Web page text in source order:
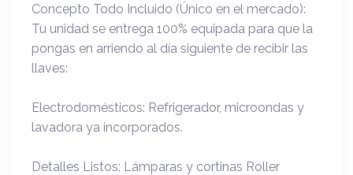
Concepto Todo Incluido (Único en el mercado):
Tu unidad se entrega 100% equipada para que la
pongas en arriendo al día siguiente de recibir las
llaves:
Electrodomésticos: Refrigerador, microondas y
lavadora ya incorporados.
Detalles Listos: Lámparas y cortinas Roller